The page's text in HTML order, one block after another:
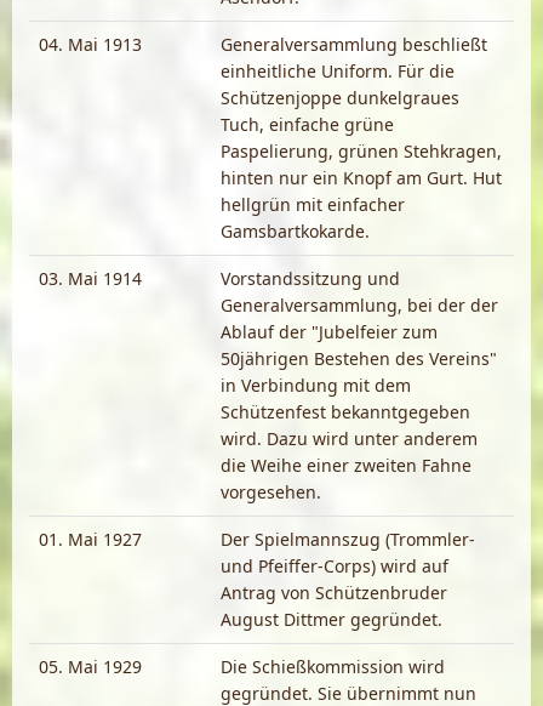
04. Mai 1913
Generalversammlung beschließt
einheitliche Uniform. Für die
Schützenjoppe dunkelgraues
Tuch, einfache grüne
Paspelierung, grünen Stehkragen,
hinten nur ein Knopf am Gurt. Hut
hellgrün mit einfacher
Gamsbartkokarde.
03. Mai 1914
Vorstandssitzung und
Generalversammlung, bei der der
Ablauf der "Jubelfeier zum
50jährigen Bestehen des Vereins"
in Verbindung mit dem
Schützenfest bekanntgegeben
wird. Dazu wird unter anderem
die Weihe einer zweiten Fahne
vorgesehen.
01. Mai 1927
Der Spielmannszug (Trommler-
und Pfeiffer-Corps) wird auf
Antrag von Schützenbruder
August Dittmer gegründet.
05. Mai 1929
Die Schießkommission wird
gegründet. Sie übernimmt nun